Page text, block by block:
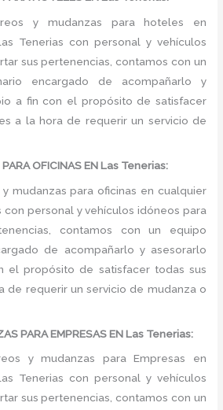
y mudanzas para hoteles en
Tenerias con personal y vehículos
sus pertenencias, contamos con un
encargado de acompañarlo y
a fin con el propósito de satisfacer
a la hora de requerir un servicio de
OFICINAS EN Las Tenerias:
mudanzas para oficinas en cualquier
con personal y vehículos idóneos para
contamos con un equipo
de acompañarlo y asesorarlo
el propósito de satisfacer todas sus
de requerir un servicio de mudanza o
PARA EMPRESAS EN Las Tenerias:
y mudanzas para Empresas en
Tenerias con personal y vehículos
sus pertenencias, contamos con un